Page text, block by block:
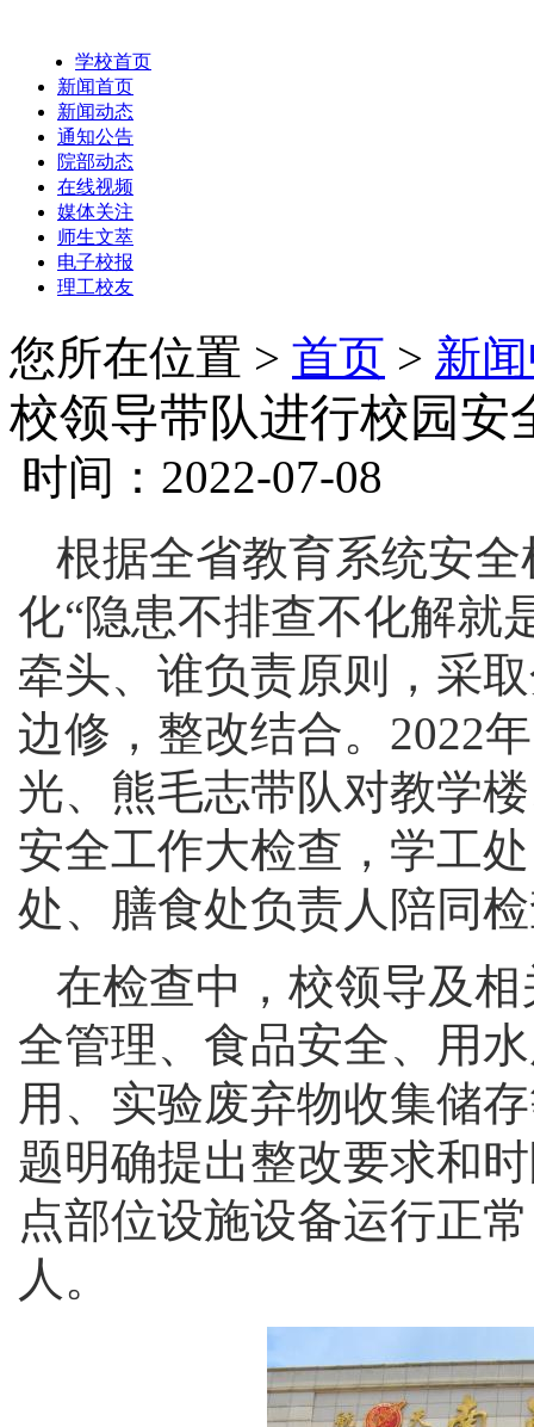
学校首页
新闻首页
新闻动态
通知公告
院部动态
在线视频
媒体关注
师生文萃
电子校报
理工校友
您所在位置 > 首页 > 新
校领导带队进行校园安
时间：2022-07-08
根据全省教育系统安
化“隐患不排查不化解就
牵头、谁负责原则，采
边修，整改结合。2022
光、熊毛志带队对教学
安全工作大检查，学工
处、膳食处负责人陪同
在检查中，校领导及
全管理、食品安全、用
用、实验废弃物收集储
题明确提出整改要求和
点部位设施设备运行正
人。